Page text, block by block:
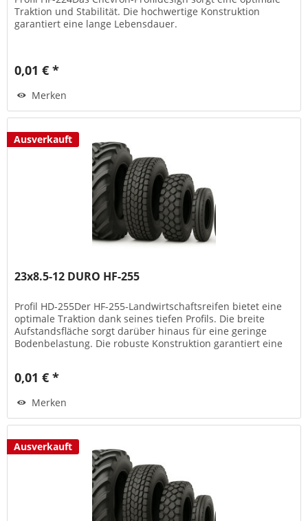
Traktion und Stabilität. Die hochwertige Konstruktion
garantiert eine lange Lebensdauer.
0,01 € *
Merken
Ausverkauft
23x8.5-12 DURO HF-255
Profil HD-255Der HF-255-Landwirtschaftsreifen bietet eine
optimale Traktion dank seines tiefen Profils. Die breite
Aufstandsfläche sorgt darüber hinaus für eine geringe
Bodenbelastung. Die robuste Konstruktion garantiert eine
0,01 € *
Merken
Ausverkauft